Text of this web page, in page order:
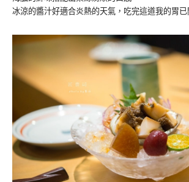
冰涼的醬汁好適合炎熱的天氣，吃完這道我的胃已